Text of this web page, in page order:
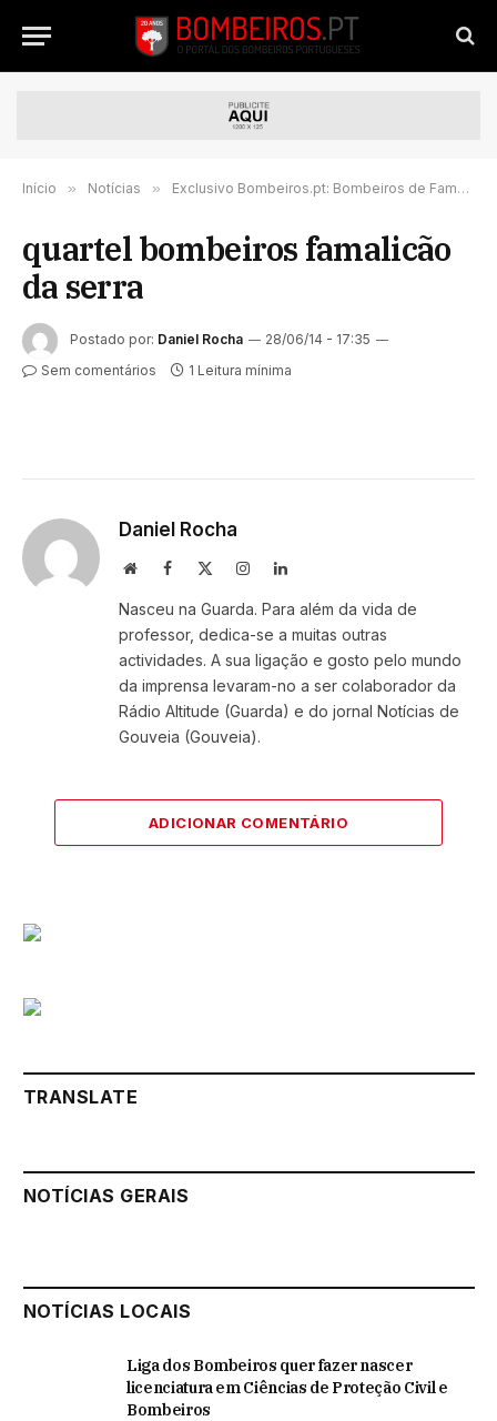
Início » Notícias » Exclusivo Bombeiros.pt: Bombeiros de Famalicão da Serra vão continuar sem quartel
quartel bombeiros famalicão
da serra
Postado por: Daniel Rocha
28/06/14 - 17:35
Sem comentários
1 Leitura mínima
Daniel Rocha
WebsiteFacebook InstagramLinkedIn
Nasceu na Guarda. Para além da vida de
professor, dedica-se a muitas outras
actividades. A sua ligação e gosto pelo mundo
da imprensa levaram-no a ser colaborador da
Rádio Altitude (Guarda) e do jornal Notícias de
Gouveia (Gouveia).
ADICIONAR COMENTÁRIO
TRANSLATE
NOTÍCIAS GERAIS
NOTÍCIAS LOCAIS
Liga dos Bombeiros quer fazer nascer
licenciatura em Ciências de Proteção Civil e
Bombeiros